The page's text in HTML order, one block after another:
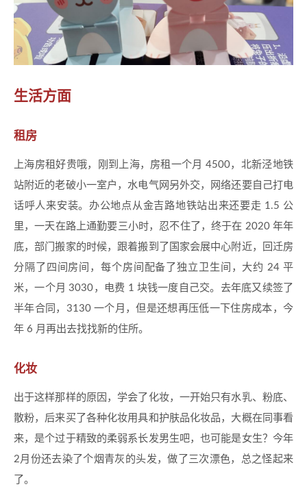
生活方面
租房
上海房租好贵哦，刚到上海，房租一个月 4500，北新泾地铁
站附近的老破小一室户，水电气网另外交，网络还要自己打电
话呼人来安装。办公地点从金吉路地铁站出来还要走 1.5 公
里，一天在路上通勤要三小时，忍不住了，终于在 2020 年年
底，部门搬家的时候，跟着搬到了国家会展中心附近，回迁房
分隔了四间房间，每个房间配备了独立卫生间，大约 24 平
米，一个月 3030，电费 1 块钱一度自己交。去年底又续签了
半年合同，3130 一个月，但是还想再压低一下住房成本，今
年 6 月再出去找找新的住所。
化妆
出于这样那样的原因，学会了化妆，一开始只有水乳、粉底、
散粉，后来买了各种化妆用具和护肤品化妆品，大概在同事看
来，是个过于精致的柔弱系长发男生吧，也可能是女生？今年
2月份还去染了个烟青灰的头发，做了三次漂色，总之怪起来
了。